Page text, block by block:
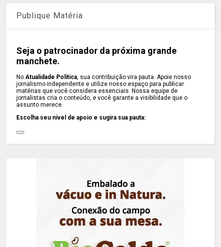
Publique Matéria
Seja o patrocinador da próxima grande
manchete.
NoAtualidade Política, sua contribuição vira pauta. Apoie nosso
jornalismo independente e utilize nosso espaço para publicar
matérias que você considera essenciais. Nossa equipe de
jornalistas cria o conteúdo, e você garante a visibilidade que o
assunto merece.
Escolha seu nível de apoio e sugira sua pauta: